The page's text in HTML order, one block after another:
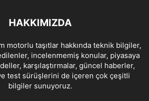
HAKKIMIZDA
motorlu taşıtlar hakkında teknik bilgiler,
incelenmemiş konular, piyasaya
karşılaştırmalar, güncel haberler,
test sürüşlerini de içeren çok çeşitli
bilgiler sunuyoruz.